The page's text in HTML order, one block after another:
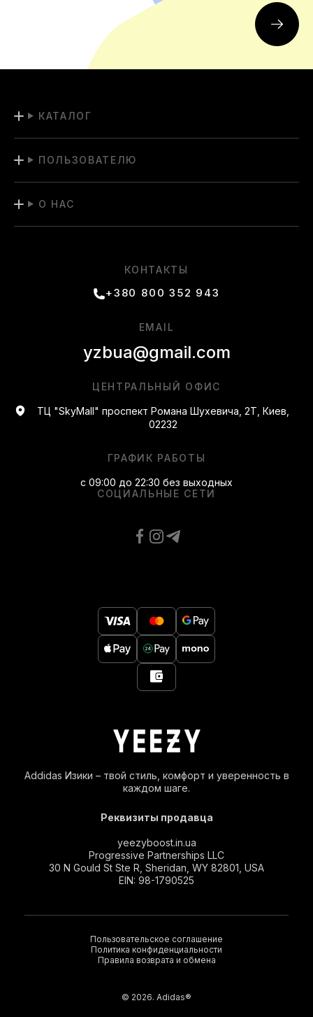
Addidas Изики – твой стиль, комфорт и уверенность в
каждом шаге.
Реквизиты продавца
yeezyboost.in.ua
Progressive Partnerships LLC
30 N Gould St Ste R, Sheridan, WY 82801, USA
EIN: 98-1790525
КАТАЛОГ
ПОЛЬЗОВАТЕЛЮ
О НАС
КОНТАКТЫ
+380 800 352 943
ЦЕНТРАЛЬНЫЙ ОФИС
ТЦ "SkyMall" проспект Романа Шухевича, 2Т, Киев,
02232
СОЦИАЛЬНЫЕ СЕТИ
EMAIL
yzbua@gmail.com
ГРАФИК РАБОТЫ
с 09:00 до 22:30 без выходных
© 2026. Adidas®
Пользовательское соглашение
Политика конфиденциальности
Правила возврата и обмена